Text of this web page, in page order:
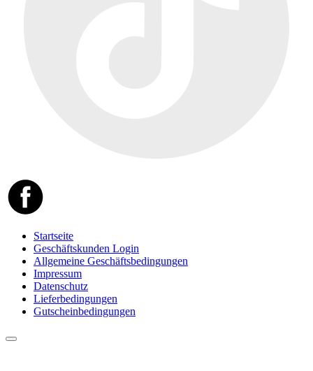
Startseite
Geschäftskunden Login
Allgemeine Geschäftsbedingungen
Impressum
Datenschutz
Lieferbedingungen
Gutscheinbedingungen